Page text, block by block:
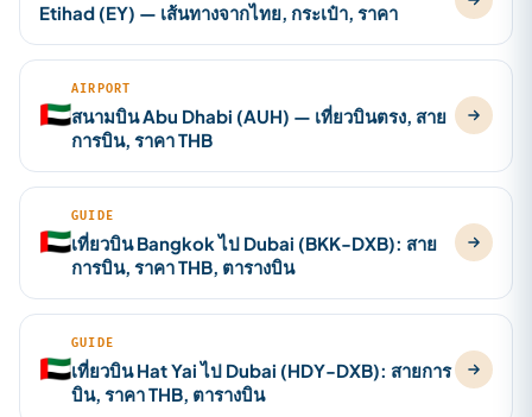
Etihad (EY) — เส้นทางจากไทย, กระเป๋า, ราคา
🇦🇪
AIRPORT
สนามบิน Abu Dhabi (AUH) — เที่ยวบินตรง, สาย
การบิน, ราคา THB
🇦🇪
GUIDE
เที่ยวบิน Bangkok ไป Dubai (BKK-DXB): สาย
การบิน, ราคา THB, ตารางบิน
🇦🇪
GUIDE
เที่ยวบิน Hat Yai ไป Dubai (HDY-DXB): สายการ
บิน, ราคา THB, ตารางบิน